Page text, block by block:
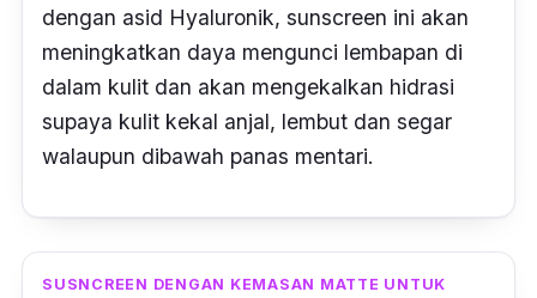
dengan asid Hyaluronik, sunscreen ini akan
meningkatkan daya mengunci lembapan di
dalam kulit dan akan mengekalkan hidrasi
supaya kulit kekal anjal, lembut dan segar
walaupun dibawah panas mentari.
SUSNCREEN DENGAN KEMASAN MATTE UNTUK